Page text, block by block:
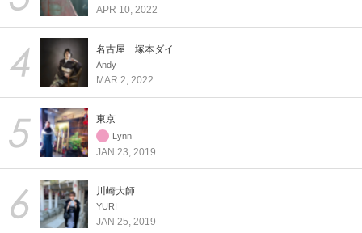
APR 10, 2022
名古屋 塚本ダイ
Andy
MAR 2, 2022
東京
Lynn
JAN 23, 2019
川崎大師
YURI
JAN 25, 2019